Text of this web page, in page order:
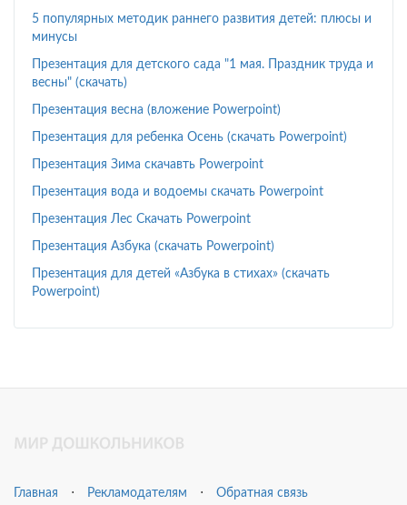
5 популярных методик раннего развития детей: плюсы и
минусы
Презентация для детского сада "1 мая. Праздник труда и
весны" (скачать)
Презентация весна (вложение Powerpoint)
Презентация для ребенка Осень (скачать Powerpoint)
Презентация Зима скачавть Powerpoint
Презентация вода и водоемы скачать Powerpoint
Презентация Лес Скачать Powerpoint
Презентация Азбука (скачать Powerpoint)
Презентация для детей «Азбука в стихах» (скачать
Powerpoint)
Главная ⋅ Рекламодателям ⋅ Обратная связь